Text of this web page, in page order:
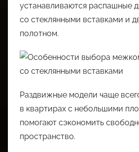
устанавливаются распашные
со стеклянными вставками и
полотном.
Раздвижные модели чаще
в квартирах с небольшими
помогают сэкономить
пространство.